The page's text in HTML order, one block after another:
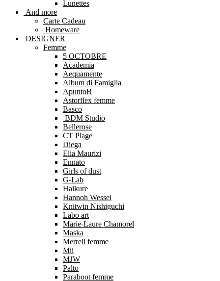
Lunettes
And more
Carte Cadeau
Homeware
DESIGNER
Femme
5 OCTOBRE
Academia
Aequamente
Album di Famiglia
ApuntoB
Astorflex femme
Basco
BDM Studio
Bellerose
CT Plage
Diega
Elia Maurizi
Ennato
Girls of dust
G-Lab
Haikure
Hannoh Wessel
Knitwin Nishiguchi
Labo art
Marie-Laure Chamorel
Maska
Merrell femme
Mii
MJW
Palto
Paraboot femme